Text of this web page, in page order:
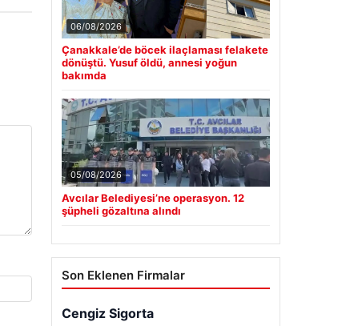
06/08/2026
Çanakkale’de böcek ilaçlaması felakete
dönüştü. Yusuf öldü, annesi yoğun
bakımda
05/08/2026
Avcılar Belediyesi’ne operasyon. 12
şüpheli gözaltına alındı
Son Eklenen Firmalar